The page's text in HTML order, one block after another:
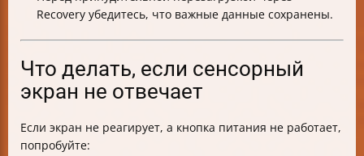
Recovery убедитесь, что важные данные сохранены.
Что делать, если сенсорный
экран не отвечает
Если экран не реагирует, а кнопка питания не работает,
попробуйте: